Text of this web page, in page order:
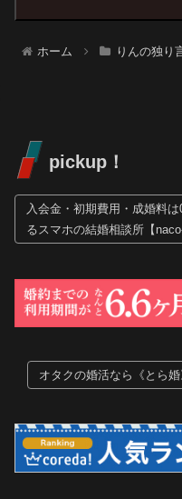
ホーム りんの独り
pickup！
入会金・初期費用・成婚料
るスマホの結婚相談所【naco-
オタクの婚活なら《とら